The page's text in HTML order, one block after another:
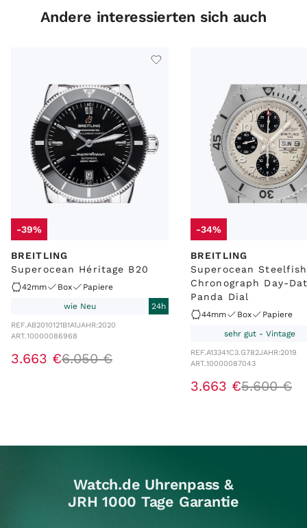
Andere interessierten sich auch
-39%
BREITLING
Superocean Héritage B20
42mm Box
Papiere
wie Neu
24h
REF.AB2010121B1A1JAHR:2020
ART.10000086968
3.663 €6.050 €
-34%
BREITLING
Superocean Steelfish
Chronograph Day-
Panda Dial
44mm Box
Papiere
sehr gut - Vintage
REF.A13341C3.G782JAHR:2019
ART.10000087043
3.663 €5.600 €
Watch.de Uhrenpass &
JRH 1000 Tage Garantie